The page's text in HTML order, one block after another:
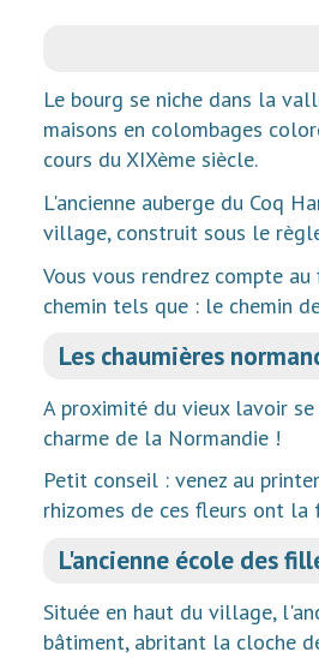
Le bourg se niche dans la
maisons en colombages
cours du XIXème siècle.
L'ancienne auberge du Coq
village, construit sous le
Vous vous rendrez compte
chemin tels que : le chemin
Les chaumières
A proximité du vieux lavoir
charme de la Normandie !
Petit conseil : venez au
rhizomes de ces fleurs ont
L'ancienne école des
Située en haut du village,
bâtiment, abritant la cloche